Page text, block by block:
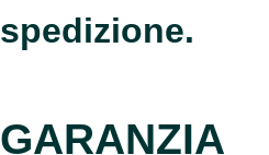
spedizione.
GARANZIA